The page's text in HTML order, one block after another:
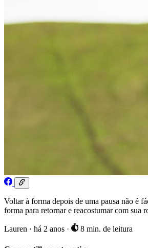
Voltar à forma depois de uma pausa não é
forma para retornar e reacostumar com sua
Lauren · há 2 anos · 8 min. de leitura